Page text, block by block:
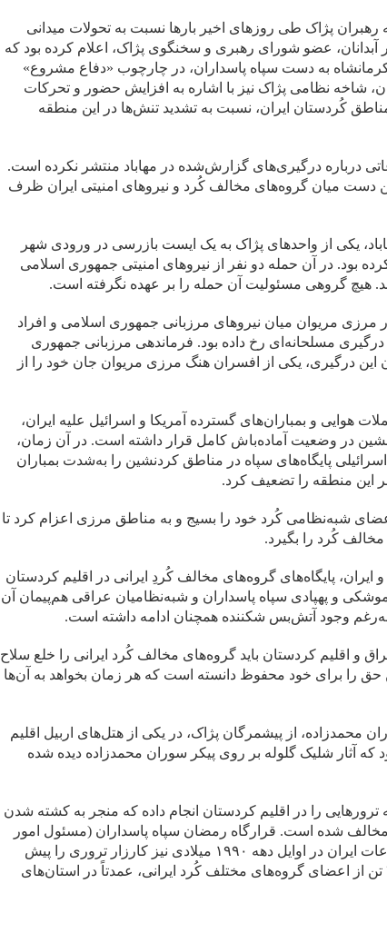
رهبران پژاک طی روزهای اخیر بارها نسبت به تحولات میدانی
آبدانان، عضو شورای رهبری و سخنگوی پژاک، اعلام کرده بود که
به دست سپاه پاسداران، در چارچوب «دفاع مشروع»
شاخه نظامی پژاک نیز با اشاره به افزایش حضور و تحرکات
کُردستان ایران، نسبت به تشدید تنش‌ها در این منطقه
درباره درگیری‌های گزارش‌شده در مهاباد منتشر نکرده است.
دست میان گروه‌های مخالف کُرد و نیروهای امنیتی ایران ظرف
یکی از واحدهای پژاک به یک ایست بازرسی در ورودی شهر
بود. در آن حمله دو نفر از نیروهای امنیتی جمهوری اسلامی
هیچ گروهی مسئولیت آن حمله را بر عهده نگرفته است.
تیر نیز در نوار مرزی مریوان میان نیروهای مرزبانی جمهوری اسلامی و افراد
مسلحانه‌ای رخ داده بود. فرماندهی مرزبانی جمهوری
این درگیری، یکی از افسران هنگ مرزی مریوان جان خود را از
هوایی و بمباران‌های گسترده آمریکا و اسرائیل علیه ایران،
در وضعیت آماده‌باش کامل قرار داشته است. در آن زمان،
اسرائیلی پایگاه‌های سپاه در مناطق کردنشین را به‌شدت بمباران
این منطقه را تضعیف کرد.
شبه‌نظامی کُرد خود را بسیج و به مناطق مرزی اعزام کرد تا
کُرد را بگیرد.
ایران، پایگاه‌های گروه‌های مخالف کُردِ ایرانی در اقلیم کردستان
و پهپادی سپاه پاسداران و شبه‌نظامیان عراقی هم‌پیمان آن
وجود آتش‌بس شکننده همچنان ادامه داشته است.
و اقلیم کردستان باید گروه‌های مخالف کُرد ایرانی را خلع سلاح
حق را برای خود محفوظ دانسته است که هر زمان بخواهد به آن‌ها
محمدزاده، از پیشمرگان پژاک، در یکی از هتل‌های اربیل اقلیم
آثار شلیک گلوله بر روی پیکر سوران محمدزاده دیده شده
را در اقلیم کردستان انجام داده که منجر به کشته شدن
شده است. قرارگاه رمضان سپاه پاسداران (مسئول امور
اقلیم کردستان) و وزارت اطلاعات ایران در اوایل دهه ۱۹۹۰ میلادی نیز کارزار تروری را پیش
بردند که طی آن نزدیک به ۳۰۰ تن از اعضای گروه‌های مختلف کُرد ایرانی، عمدتاً در استان‌های